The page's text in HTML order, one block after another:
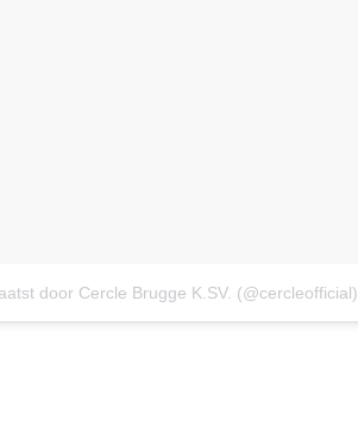
door Cercle Brugge K.SV. (@cercleofficial)